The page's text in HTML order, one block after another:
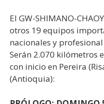
El GW-SHIMANO-
otros 19 equipos
nacionales y profesional
Serán 2.070 kilómetros
con inicio en Pereira
(Antioquia):